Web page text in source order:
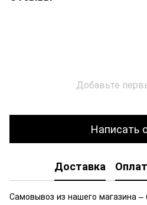
Добавьте
Написать
Доставка
Самовывоз из нашего магазина –